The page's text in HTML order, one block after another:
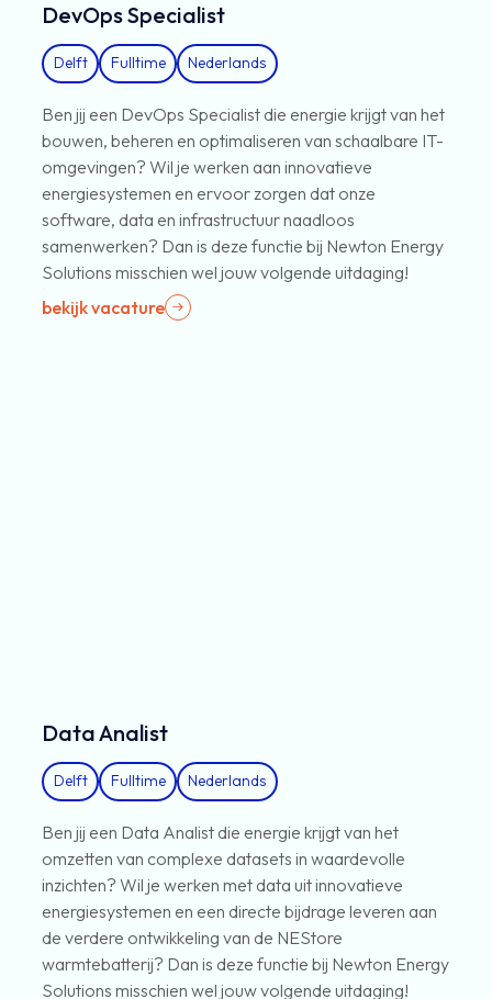
DevOps Specialist
Delft Fulltime Nederlands
Ben jij een DevOps Specialist die energie krijgt van het
bouwen, beheren en optimaliseren van schaalbare IT-
omgevingen? Wil je werken aan innovatieve
energiesystemen en ervoor zorgen dat onze
software, data en infrastructuur naadloos
samenwerken? Dan is deze functie bij Newton Energy
Solutions misschien wel jouw volgende uitdaging!
bekijk vacature
Data Analist
Delft Fulltime Nederlands
Ben jij een Data Analist die energie krijgt van het
omzetten van complexe datasets in waardevolle
inzichten? Wil je werken met data uit innovatieve
energiesystemen en een directe bijdrage leveren aan
de verdere ontwikkeling van de NEStore
warmtebatterij? Dan is deze functie bij Newton Energy
Solutions misschien wel jouw volgende uitdaging!